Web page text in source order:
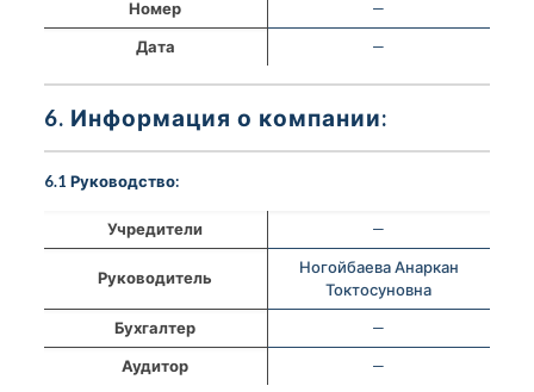
Номер
—
Дата
—
6. Информация о компании:
6.1 Руководство:
Учредители —
Руководитель
Ногойбаева Анаркан
Токтосуновна
Бухгалтер
—
Аудитор
—